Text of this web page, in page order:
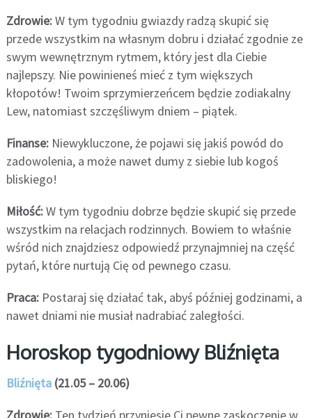
Zdrowie:W tym tygodniu gwiazdy radzą skupić się
przede wszystkim na własnym dobru i działać zgodnie ze
swym wewnętrznym rytmem, który jest dla Ciebie
najlepszy. Nie powinieneś mieć z tym większych
kłopotów! Twoim sprzymierzeńcem będzie zodiakalny
Lew, natomiast szczęśliwym dniem – piątek.
Finanse:Niewykluczone, że pojawi się jakiś powód do
zadowolenia, a może nawet dumy z siebie lub kogoś
bliskiego!
Miłość:W tym tygodniu dobrze będzie skupić się przede
wszystkim na relacjach rodzinnych. Bowiem to właśnie
wśród nich znajdziesz odpowiedź przynajmniej na część
pytań, które nurtują Cię od pewnego czasu.
Praca:Postaraj się działać tak, abyś później godzinami, a
nawet dniami nie musiał nadrabiać zaległości.
Horoskop tygodniowy Bliźnięta
Bliźnięta(21.05 – 20.06)
Zdrowie:Ten tydzień przyniesie Ci pewne zaskoczenie w